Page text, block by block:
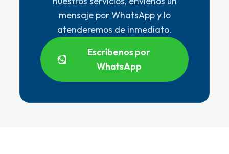
mensaje por WhatsApp y lo
atenderemos de inmediato.
Escríbenos por
WhatsApp